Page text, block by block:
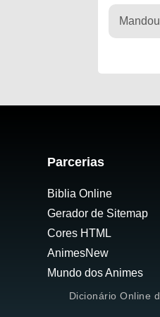
Parcerias
Biblia Online
Gerador de Sitemap
Cores HTML
AnimesNew
Mundo dos Animes
Dicionário Online